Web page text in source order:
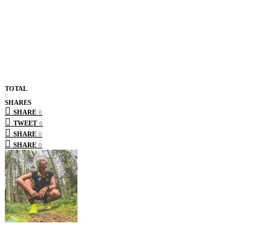
TOTAL
0
SHARES
SHARE 0
TWEET 0
SHARE 0
SHARE 0